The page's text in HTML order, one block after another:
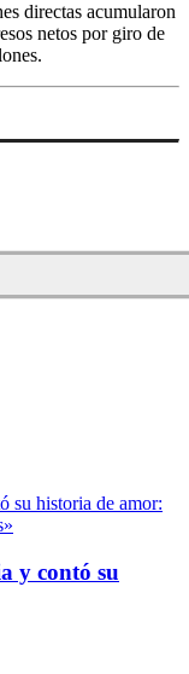
directas acumularon
netos por giro de
y contó su